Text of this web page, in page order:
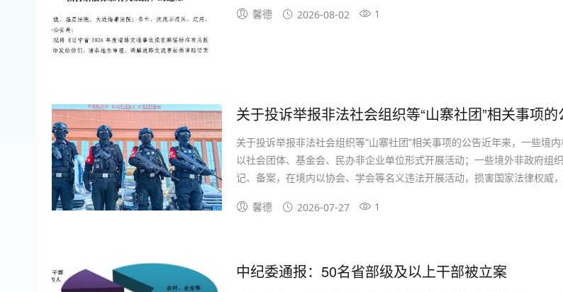
馨德 2026-08-02 1
关于投诉举报非法社会组织等“山寨社团”相关事项的
关于投诉举报非法社会组织等“山寨社团”相关事项的公告近年来，一些境
以社会团体、基金会、民办非企业单位形式开展活动；一些境外非政府组
记、备案，在境内以协会、学会等名义违法开展活动，损害国家法律权威
持续走深走实。为进一步发挥社...
馨德 2026-07-27 1
中纪委通报：50名省部级及以上干部被立案